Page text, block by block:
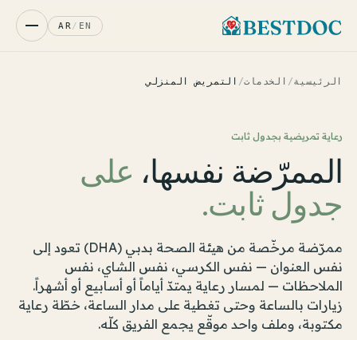
EN
/
AR
الرئيسية/ الخدمات/ التمريض المنزلي
رعاية تمريضية بجدول ثابت
الممرّضة نفسها، على
جدول ثابت.
ممرّضة مرخّصة من هيئة الصحة بدبي (DHA) تعود إلى
نفس العنوان — نفس الكرسي، نفس الشاي، نفس
الملاحظات — لمسار رعاية يمتدّ أياماً أو أسابيع أو أشهراً.
زيارات بالساعة وحتى تغطية على مدار الساعة، خطّة رعاية
مكتوبة، وملف واحد موقّع يجمع الفريق كلّه.